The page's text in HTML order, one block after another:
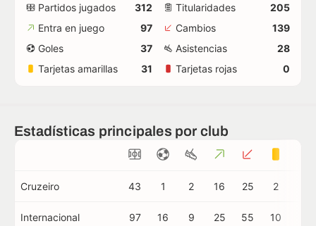
Partidos jugados 312 Titularidades
205
Entra en juego
97 Cambios
139
Goles
37 Asistencias
28
Tarjetas amarillas
31 Tarjetas rojas 0
Estadísticas principales por club
Cruzeiro 43 1 2 16 25 2
Internacional 97 16 9 25 55 10